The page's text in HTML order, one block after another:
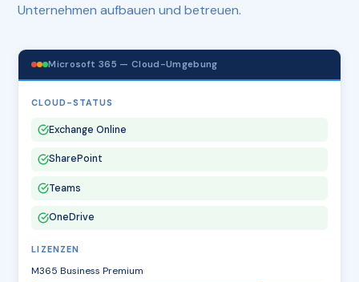
Unternehmen aufbauen und betreuen.
Microsoft 365 — Cloud-Umgebung
CLOUD-STATUS
Exchange Online
SharePoint
Teams
OneDrive
LIZENZEN
M365 Business Premium